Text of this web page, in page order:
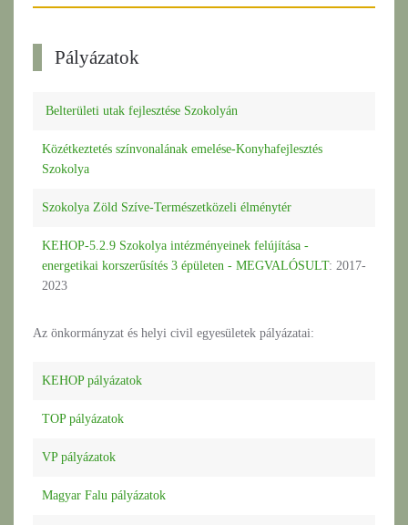
Pályázatok
Belterületi utak fejlesztése Szokolyán
Közétkeztetés színvonalának emelése-Konyhafejlesztés
Szokolya
Szokolya Zöld Szíve-Természetközeli élménytér
KEHOP-5.2.9 Szokolya intézményeinek felújítása -
energetikai korszerűsítés 3 épületen - MEGVALÓSULT: 2017-
2023
Az önkormányzat és helyi civil egyesületek pályázatai:
KEHOP pályázatok
TOP pályázatok
VP pályázatok
Magyar Falu pályázatok